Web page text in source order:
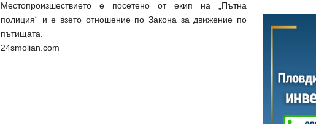
Местопроизшествието е посетено от екип на „Пътна
полиция“ и е взето отношение по Закона за движение по
пътищата.
24smolian.com